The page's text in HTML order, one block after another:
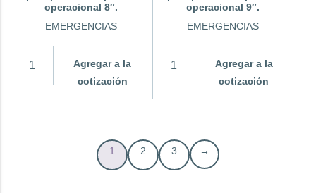
operacional 8″.
EMERGENCIAS
Agregar a la
cotización
operacional 9″.
EMERGENCIAS
Agregar a la
cotización
1 2 3 →